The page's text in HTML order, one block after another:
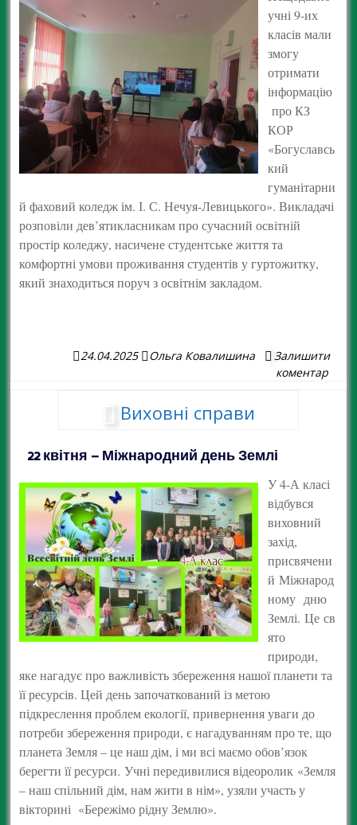
учні 9-их
класів мали
змогу
отримати
інформацію
про КЗ
КОР
«Богуславсь
кий
гуманітарни
й фаховий коледж ім. І. С. Нечуя-Левицького». Викладачі
розповіли дев’ятикласникам про сучасний освітній
простір коледжу, насичене студентське життя та
комфортні умови проживання студентів у гуртожитку,
який знаходиться поруч з освітнім закладом.
24.04.2025 Ольга Ковалишина
Залишити
коментар
Виховні справи
22 квітня – Міжнародний день Землі
У 4-А класі
відбувся
виховний
захід,
присвячени
й Міжнарод
ному дню
Землі. Це св
ято
природи,
яке нагадує про важливість збереження нашої планети та
її ресурсів. Цей день започаткований із метою
підкреслення проблем екології, привернення уваги до
потреби збереження природи, є нагадуванням про те, що
планета Земля – це наш дім, і ми всі маємо обов’язок
берегти її ресурси. Учні передивилися відеоролик «Земля
– наш спільний дім, нам жити в нім», узяли участь у
вікторині «Бережімо рідну Землю».